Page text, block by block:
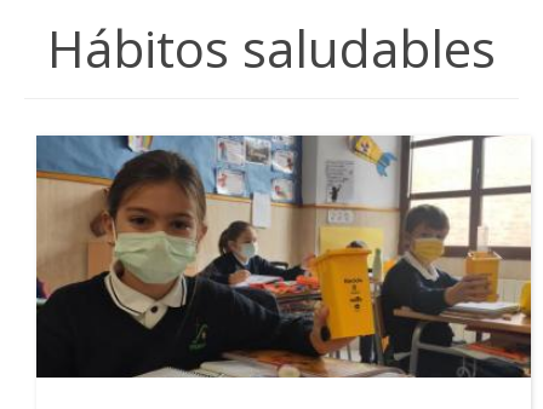
Hábitos saludables